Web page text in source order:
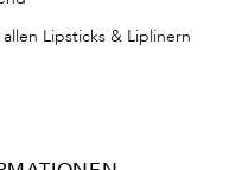
Lipsticks & Liplinern